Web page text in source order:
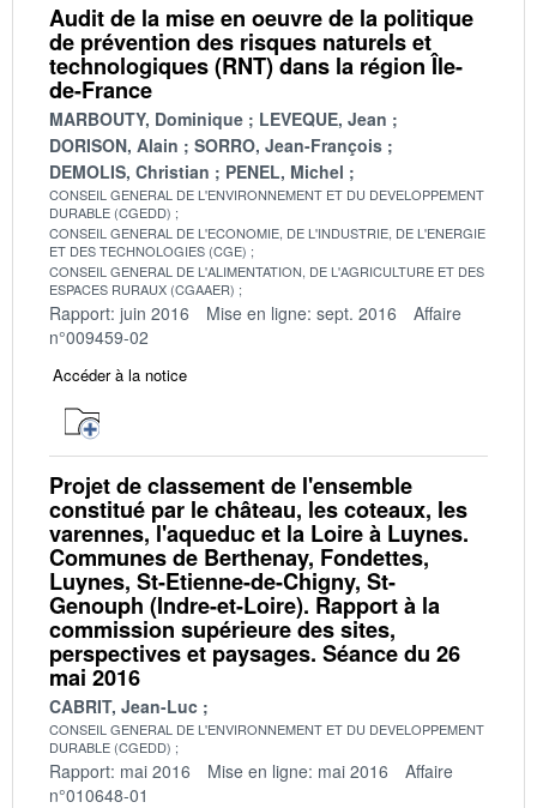
Audit de la mise en oeuvre de la politique
de prévention des risques naturels et
technologiques (RNT) dans la région Île-
de-France
MARBOUTY, Dominique
LEVEQUE, Jean
DORISON, Alain
SORRO, Jean-François
DEMOLIS, Christian
PENEL, Michel
CONSEIL GENERAL DE L'ENVIRONNEMENT ET DU DEVELOPPEMENT
DURABLE (CGEDD)
CONSEIL GENERAL DE L'ECONOMIE, DE L'INDUSTRIE, DE L'ENERGIE
ET DES TECHNOLOGIES (CGE)
CONSEIL GENERAL DE L'ALIMENTATION, DE L'AGRICULTURE ET DES
ESPACES RURAUX (CGAAER)
Rapport: juin 2016 Mise en ligne: sept. 2016
Affaire
n°009459-02
Accéder à la notice
Projet de classement de l'ensemble
constitué par le château, les coteaux, les
varennes, l'aqueduc et la Loire à Luynes.
Communes de Berthenay, Fondettes,
Luynes, St-Etienne-de-Chigny, St-
Genouph (Indre-et-Loire). Rapport à la
commission supérieure des sites,
perspectives et paysages. Séance du 26
mai 2016
CABRIT, Jean-Luc
CONSEIL GENERAL DE L'ENVIRONNEMENT ET DU DEVELOPPEMENT
DURABLE (CGEDD)
Rapport: mai 2016 Mise en ligne: mai 2016
Affaire
n°010648-01